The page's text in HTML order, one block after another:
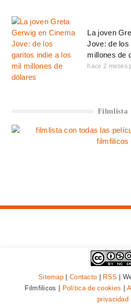
La joven
Jove: de los
millones de
hace 2 meses
Filmlista
Sitemap | Contacto | RSS |
Filmfilicos | Política de cookies |
privacidad